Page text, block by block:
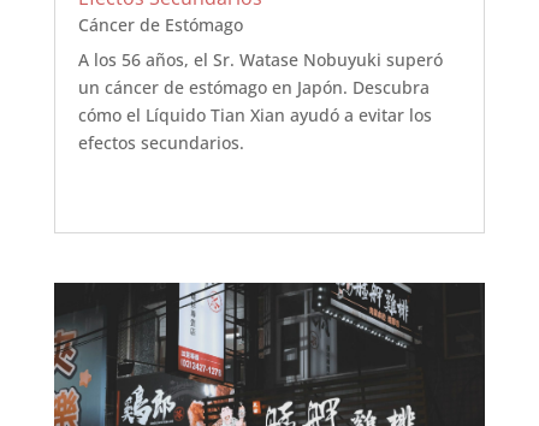
Cáncer de Estómago
A los 56 años, el Sr. Watase Nobuyuki superó
un cáncer de estómago en Japón. Descubra
cómo el Líquido Tian Xian ayudó a evitar los
efectos secundarios.